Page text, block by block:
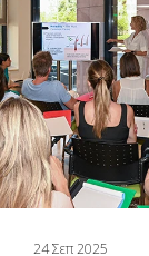
24 Σεπ 2025